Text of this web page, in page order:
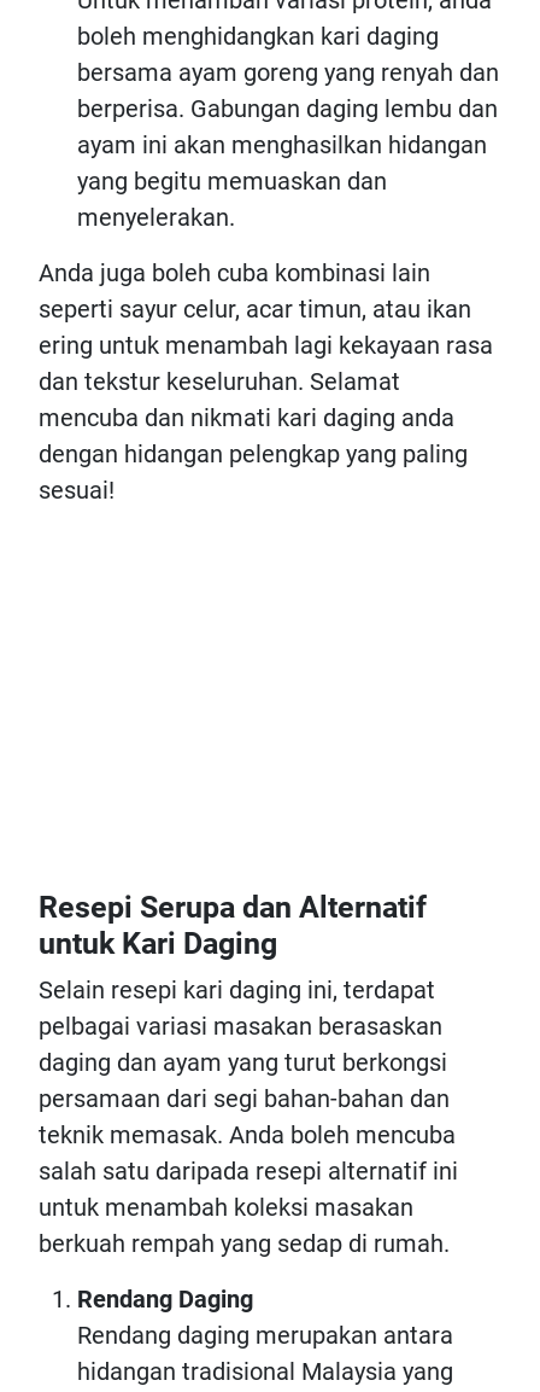
boleh menghidangkan kari daging
bersama ayam goreng yang renyah dan
berperisa. Gabungan daging lembu dan
ayam ini akan menghasilkan hidangan
yang begitu memuaskan dan
menyelerakan.
Anda juga boleh cuba kombinasi lain
seperti sayur celur, acar timun, atau ikan
ering untuk menambah lagi kekayaan rasa
dan tekstur keseluruhan. Selamat
mencuba dan nikmati kari daging anda
dengan hidangan pelengkap yang paling
sesuai!
Resepi Serupa dan Alternatif
untuk Kari Daging
Selain resepi kari daging ini, terdapat
pelbagai variasi masakan berasaskan
daging dan ayam yang turut berkongsi
persamaan dari segi bahan-bahan dan
teknik memasak. Anda boleh mencuba
salah satu daripada resepi alternatif ini
untuk menambah koleksi masakan
berkuah rempah yang sedap di rumah.
Rendang Daging
Rendang daging merupakan antara
hidangan tradisional Malaysia yang